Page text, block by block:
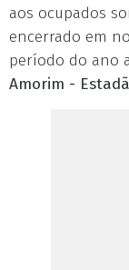
aos ocupados
encerrado em
período do ano
Amorim -